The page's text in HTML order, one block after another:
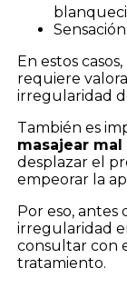
En estos
requiere
irregularidad
También es
masajear
desplazar el
empeorar la
Por eso,
irregularidad
consultar con
tratamiento.